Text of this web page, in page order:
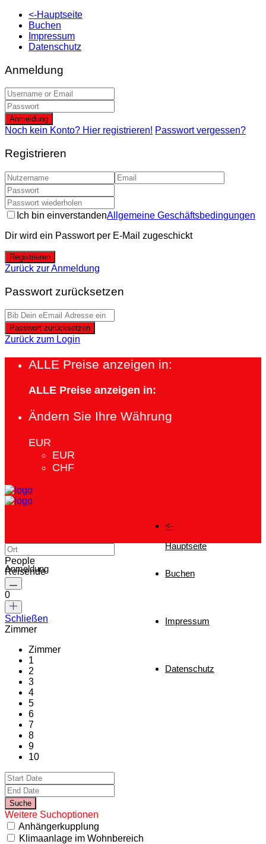
<-Hauptseite
Buchen
Impressum
Datenschutz
Anmeldung
Anmeldung
Noch kein Konto? Hier registrieren! Passwort vergessen?
Registrieren
Ich bin einverstandenAllgemeine Geschäftsbedingungen
Dir wird ein Passwort per E-Mail zugeschickt
Registrieren
Zurück zur Anmeldung
Passwort zurücksetzen
Passwort zurücksetzen
Zurück zum Login
ALLE Preise anzeigen in:
ALLE Preise anzeigen in:
Ändern Sie Ihre Währung
EUR
EUR
CHF
<-
Hauptseite
Buchen
Impressum
Datenschutz
Anmeldung
People
Reisende
0
Schließen
Zimmer
Zimmer
1
2
3
4
5
6
7
8
9
10
Weitere Suchoptionen
Anhängerkupplung
Klimaanlage im Wohnbereich